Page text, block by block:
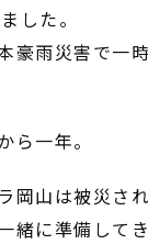
した。
豪雨災害で一
ら一年。
岡山は被災さ
緒に準備して